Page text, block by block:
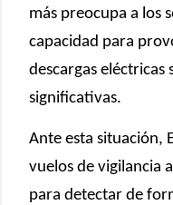
más preocupa a los
capacidad para
descargas eléctricas
significativas.
Ante esta situación,
vuelos de vigilancia
para detectar de